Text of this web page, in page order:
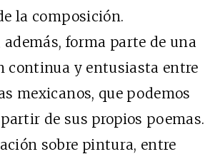
la composición.
forma parte de una
continua y entusiasta entre
mexicanos, que podemos
de sus propios poemas.
sobre pintura, entre